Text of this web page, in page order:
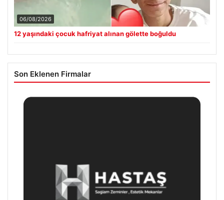
06/08/2026
12 yaşındaki çocuk hafriyat alınan gölette boğuldu
Son Eklenen Firmalar